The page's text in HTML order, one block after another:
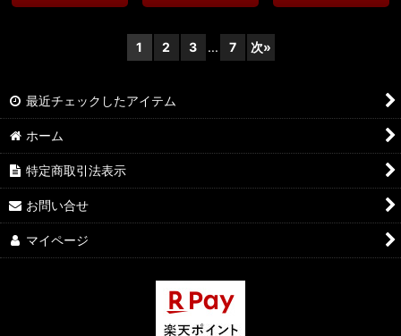
1 2 3 ... 7 次»
最近チェックしたアイテム
ホーム
特定商取引法表示
お問い合せ
マイページ